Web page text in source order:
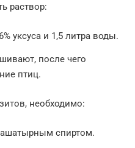
раствор:
уксуса и 1,5 литра воды.
после чего
птиц.
необходимо:
спиртом.